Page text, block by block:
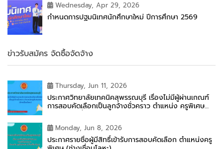
Wednesday, Apr 29, 2026
กำหนดการปฐมนิเทศนักศึกษาใหม่ ปีการศึกษา 2569
ข่าวรับสมัคร จัดซื้อจัดจ้าง
Thursday, Jun 11, 2026
ประกาศวิทยาลัยเทคนิคสุพรรณบุรี เรื่องไม่มีผู้ผ่านเกณฑ์
การสอบคัดเลือกเป็นลูกจ้างชั่วคราว ตำแหน่ง ครูพิเศษ
Monday, Jun 8, 2026
ประกาศรายชื่อผู้มีสิทธิ์เข้ารับการสอบคัดเลือก ตำแหน่งครู